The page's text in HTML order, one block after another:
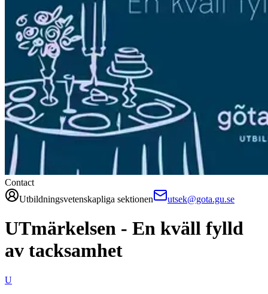
Contact
Utbildningsvetenskapliga sektionen
utsek@gota.gu.se
UTmärkelsen - En kväll fylld
av tacksamhet
U